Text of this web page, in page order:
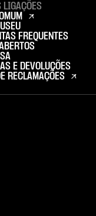
LIGAÇÕES
FREQUENTES
E DEVOLUÇÕES
RECLAMAÇÕES